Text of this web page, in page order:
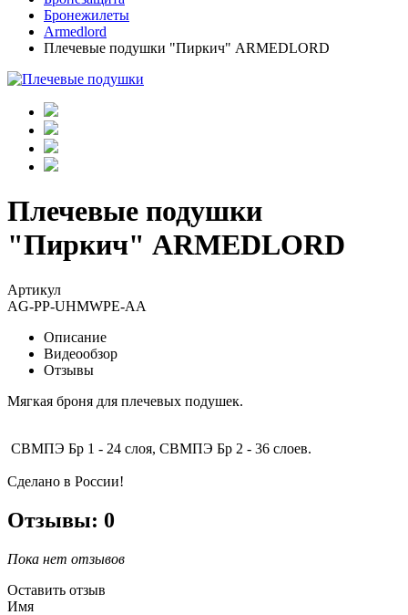
Бронежилеты
Armedlord
Плечевые подушки "Пиркич" ARMEDLORD
Плечевые подушки
"Пиркич" ARMEDLORD
Артикул
AG-PP-UHMWPE-AA
Описание
Видеообзор
Отзывы
Мягкая броня для плечевых подушек.
СВМПЭ Бр 1 - 24 слоя, СВМПЭ Бр 2 - 36 слоев.
Сделано в России!
Отзывы: 0
Пока нет отзывов
Оставить отзыв
Имя